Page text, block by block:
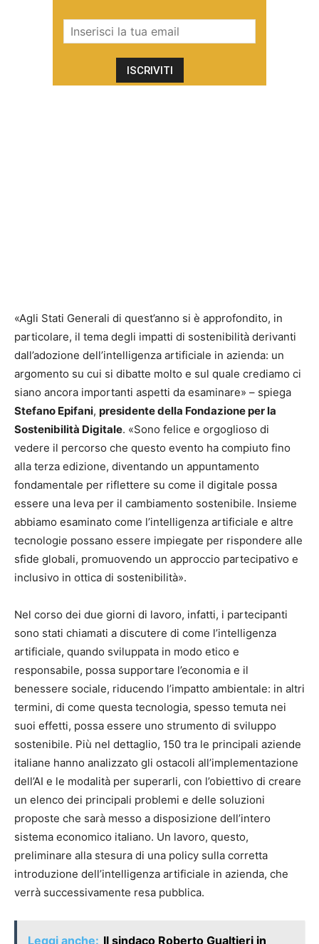
«Agli Stati Generali di quest’anno si è approfondito, in
particolare, il tema degli impatti di sostenibilità derivanti
dall’adozione dell’intelligenza artificiale in azienda: un
argomento su cui si dibatte molto e sul quale crediamo ci
siano ancora importanti aspetti da esaminare» – spiega
Stefano Epifani, presidente della Fondazione per la
Sostenibilità Digitale. «Sono felice e orgoglioso di
vedere il percorso che questo evento ha compiuto fino
alla terza edizione, diventando un appuntamento
fondamentale per riflettere su come il digitale possa
essere una leva per il cambiamento sostenibile. Insieme
abbiamo esaminato come l’intelligenza artificiale e altre
tecnologie possano essere impiegate per rispondere alle
sfide globali, promuovendo un approccio partecipativo e
inclusivo in ottica di sostenibilità».
Nel corso dei due giorni di lavoro, infatti, i partecipanti
sono stati chiamati a discutere di come l’intelligenza
artificiale, quando sviluppata in modo etico e
responsabile, possa supportare l’economia e il
benessere sociale, riducendo l’impatto ambientale: in altri
termini, di come questa tecnologia, spesso temuta nei
suoi effetti, possa essere uno strumento di sviluppo
sostenibile. Più nel dettaglio, 150 tra le principali aziende
italiane hanno analizzato gli ostacoli all’implementazione
dell’AI e le modalità per superarli, con l’obiettivo di creare
un elenco dei principali problemi e delle soluzioni
proposte che sarà messo a disposizione dell’intero
sistema economico italiano. Un lavoro, questo,
preliminare alla stesura di una policy sulla corretta
introduzione dell’intelligenza artificiale in azienda, che
verrà successivamente resa pubblica.
Leggi anche: Il sindaco Roberto Gualtieri in